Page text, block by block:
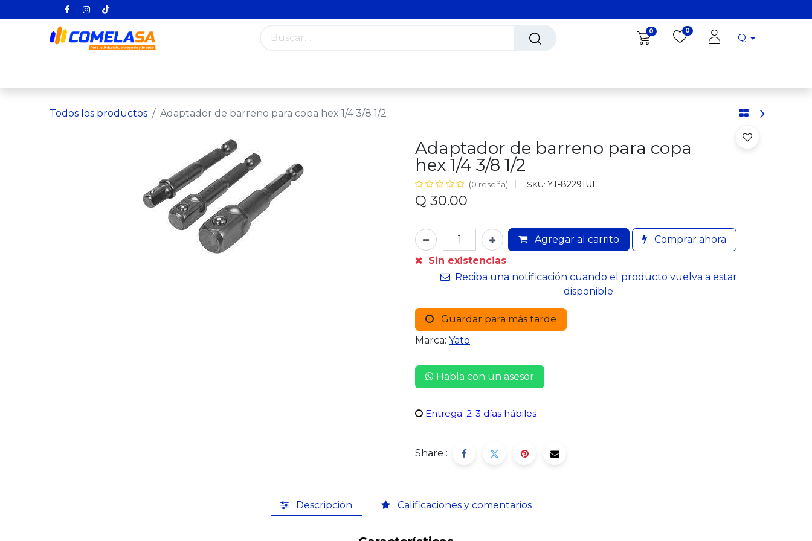
0 0
Q
Todos los productos Adaptador de barreno para copa hex 1/4 3/8 1/2
Adaptador de barreno para copa
hex 1/4 3/8 1/2
(0 reseña) SKU: YT-82291UL
Q 30.00
Agregar al carrito
Comprar ahora
Sin existencias
Reciba una notificación cuando el producto vuelva a estar
disponible
Guardar para más tarde
Marca: Yato
Habla con un asesor
Entrega: 2-3 días hábiles
Share :
Descripción Calificaciones y comentarios